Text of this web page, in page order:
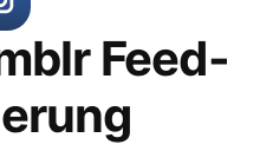
Feed-